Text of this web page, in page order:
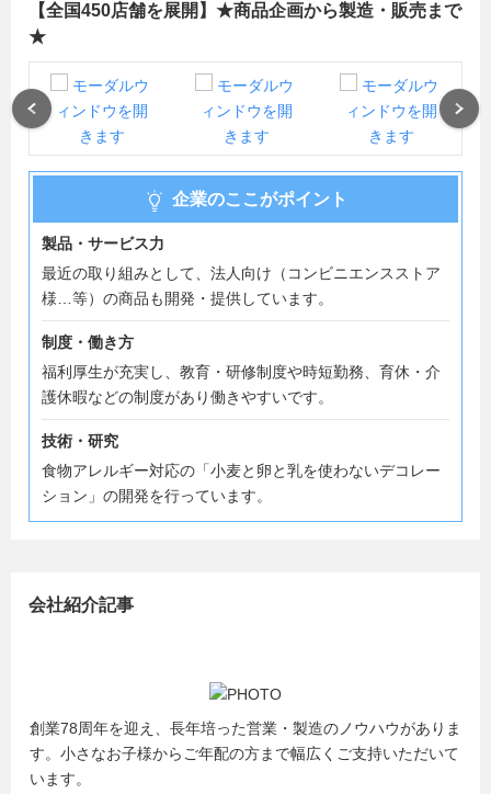
【全国450店舗を展開】★商品企画から製造・販売まで
★
企業のここがポイント
製品・サービス力
最近の取り組みとして、法人向け（コンビニエンスストア
様…等）の商品も開発・提供しています。
制度・働き方
福利厚生が充実し、教育・研修制度や時短勤務、育休・介
護休暇などの制度があり働きやすいです。
技術・研究
食物アレルギー対応の「小麦と卵と乳を使わないデコレー
ション」の開発を行っています。
会社紹介記事
創業78周年を迎え、長年培った営業・製造のノウハウがありま
す。小さなお子様からご年配の方まで幅広くご支持いただいて
います。